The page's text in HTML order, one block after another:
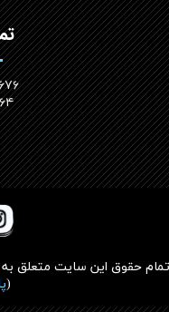
تمام حقوق این سایت متعلق به
(